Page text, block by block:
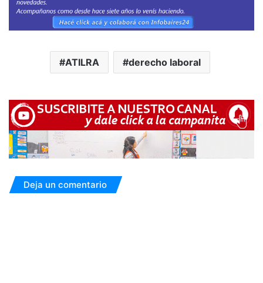
ATILRA derecho laboral
Deja un comentario